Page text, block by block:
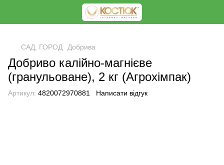
САД, ГОРОД Добрива
Добриво калійно-магнієве
(гранульоване), 2 кг (Агрохімпак)
Артикул: 4820072970881 Написати відгук